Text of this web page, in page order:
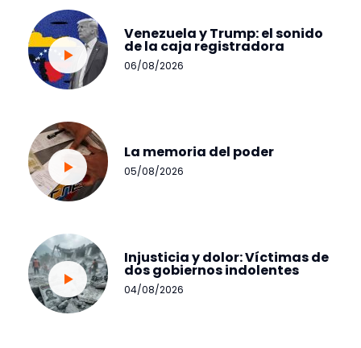
Venezuela y Trump: el sonido
de la caja registradora
06/08/2026
La memoria del poder
05/08/2026
Injusticia y dolor: Víctimas de
dos gobiernos indolentes
04/08/2026